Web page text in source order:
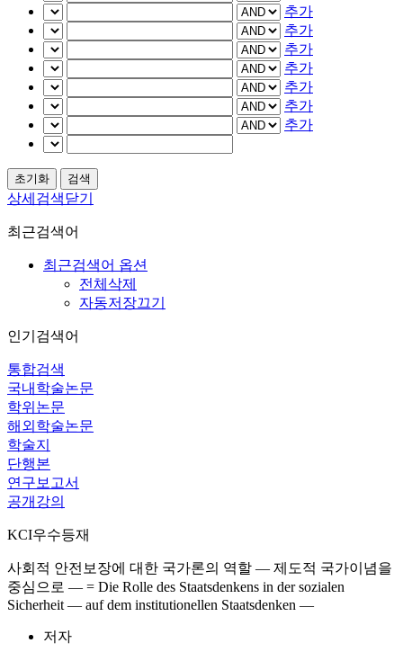
추가
추가
추가
추가
추가
추가
추가
상세검색닫기
최근검색어
최근검색어 옵션
전체삭제
자동저장끄기
인기검색어
통합검색
국내학술논문
학위논문
해외학술논문
학술지
단행본
연구보고서
공개강의
KCI우수등재
사회적 안전보장에 대한 국가론의 역할 ― 제도적 국가이념을
중심으로 ― = Die Rolle des Staatsdenkens in der sozialen
Sicherheit — auf dem institutionellen Staatsdenken —
저자